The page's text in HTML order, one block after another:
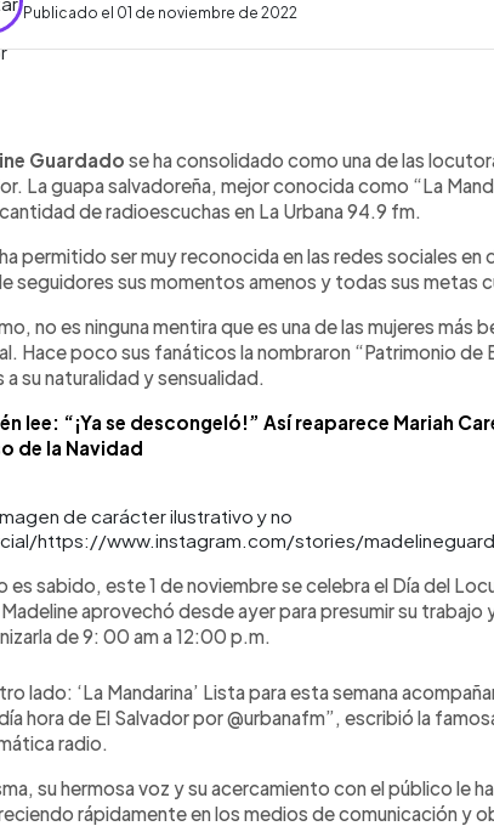
Publicado el 01 de noviembre de 2022
► Escuchar artículo
Guardado se ha consolidado como una de las
La guapa salvadoreña, mejor conocida como “La
de radioescuchas en La Urbana 94.9 fm.
permitido ser muy reconocida en las redes sociales
seguidores sus momentos amenos y todas sus metas
no es ninguna mentira que es una de las mujeres más
Hace poco sus fanáticos la nombraron “Patrimonio de
a su naturalidad y sensualidad.
lee: “¡Ya se descongeló!” Así reaparece Mariah
de la Navidad
de carácter ilustrativo y no
https://www.instagram.com/stories/
es sabido, este 1 de noviembre se celebra el Día del
aprovechó desde ayer para presumir su trabajo
de 9: 00 am a 12:00 p.m.
lado: ‘La Mandarina’ Lista para esta semana
hora de El Salvador por @urbanafm”, escribió la
radio.
su hermosa voz y su acercamiento con el público le
rápidamente en los medios de comunicación y